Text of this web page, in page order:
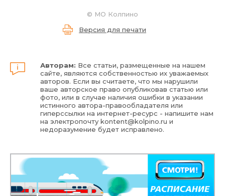
© МО Колпино
Версия для печати
Авторам: Все статьи, размещенные на нашем
сайте, являются собственностью их уважаемых
авторов. Если вы считаете, что мы нарушили
ваше авторское право опубликовав статью или
фото, или в случае наличия ошибки в указании
истинного автора-правообладателя или
гиперссылки на интернет-ресурс - напишите нам
на электропочтуkontent@kolpino.ru и
недоразумение будет исправлено.